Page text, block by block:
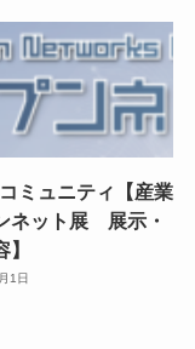
ミュニティ【産業
ネット展 展示・
1日